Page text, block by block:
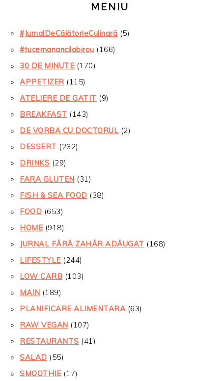
MENIU
#JurnalDeCălătorieCulinară (5)
#tucemanancilabirou (166)
30 DE MINUTE(170)
APPETIZER (115)
ATELIERE DE GATIT (9)
BREAKFAST (143)
DE VORBA CU DOCTORUL (2)
DESSERT (232)
DRINKS (29)
FARA GLUTEN (31)
FISH & SEA FOOD (38)
FOOD (653)
HOME(918)
JURNAL FĂRĂ ZAHĂR ADĂUGAT (168)
LIFESTYLE(244)
LOW CARB (103)
MAIN (189)
PLANIFICARE ALIMENTARA (63)
RAW VEGAN (107)
RESTAURANTS (41)
SALAD (55)
SMOOTHIE(17)